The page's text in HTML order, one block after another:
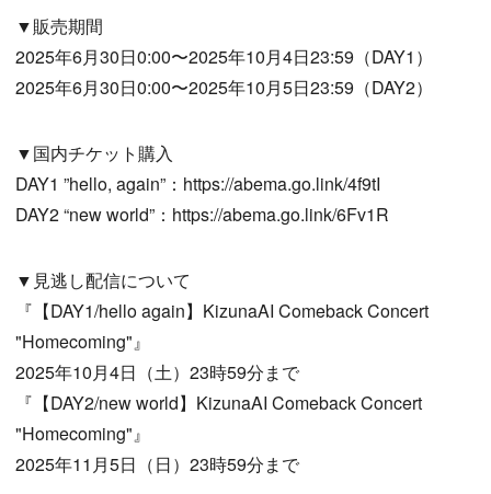
▼販売期間
2025年6月30日0:00〜2025年10月4日23:59（DAY1）
2025年6月30日0:00〜2025年10月5日23:59（DAY2）
▼国内チケット購入
DAY1 ”hello, again”：https://abema.go.link/4f9tI
DAY2 “new world”：https://abema.go.link/6Fv1R
▼見逃し配信について
『【DAY1/hello again】KizunaAI Comeback Concert
"Homecoming"』
2025年10月4日（土）23時59分まで
『【DAY2/new world】KizunaAI Comeback Concert
"Homecoming"』
2025年11月5日（日）23時59分まで